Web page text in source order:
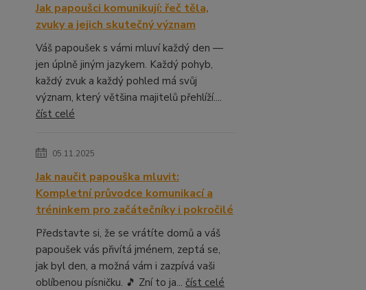
Jak papoušci komunikují: řeč těla,
zvuky a jejich skutečný význam
Váš papoušek s vámi mluví každý den —
jen úplně jiným jazykem. Každý pohyb,
každý zvuk a každý pohled má svůj
význam, který většina majitelů přehlíží....
číst celé
05.11.2025
Jak naučit papouška mluvit:
Kompletní průvodce komunikací a
tréninkem pro začátečníky i pokročilé
Představte si, že se vrátíte domů a váš
papoušek vás přivítá jménem, zeptá se,
jak byl den, a možná vám i zazpívá vaši
oblíbenou písničku. 🎵 Zní to ja... číst celé